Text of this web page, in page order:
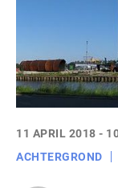
11 APRIL 2018 -
ACHTERGROND